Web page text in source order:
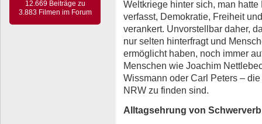
12.669 Beiträge zu
3.883 Filmen im Forum
Weltkriege hinter sich, man
verfasst, Demokratie, Freiheit
verankert. Unvorstellbar daher,
nur selten hinterfragt und
ermöglicht haben, noch immer
Menschen wie Joachim
Wissmann oder Carl Peters –
NRW zu finden sind.
Alltagsehrung von